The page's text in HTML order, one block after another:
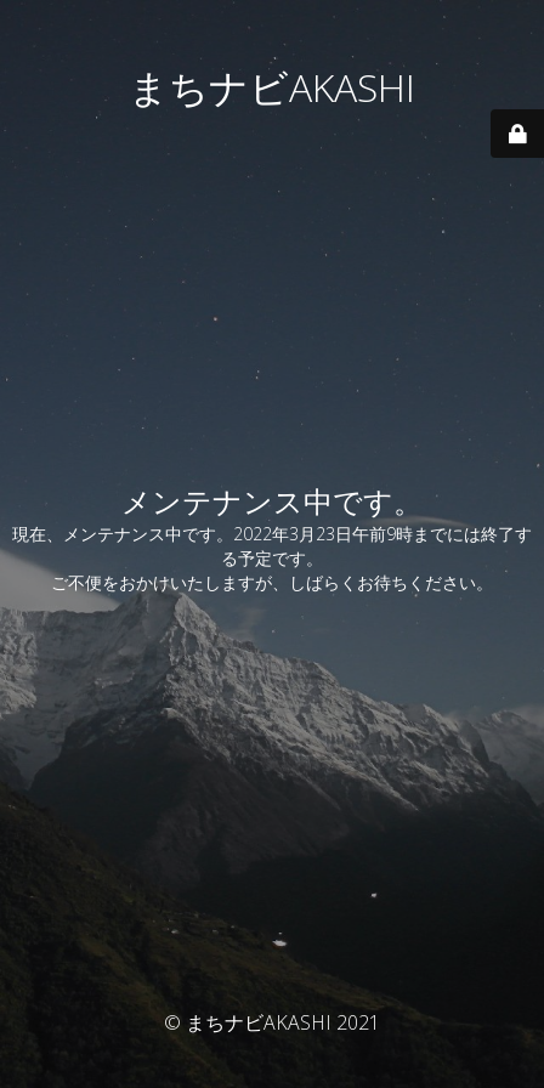
まちナビAKASHI
メンテナンス中です。
現在、メンテナンス中です。2022年3月23日午前9時までには終了す
る予定です。
ご不便をおかけいたしますが、しばらくお待ちください。
© まちナビAKASHI 2021